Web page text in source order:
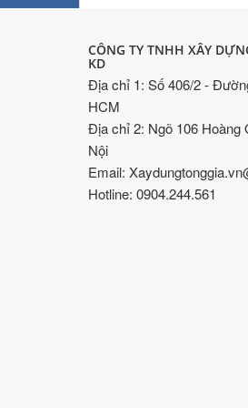
CÔNG TY TNHH XÂY
KD
Địa chỉ 1: Số 406/2 -
HCM
Địa chỉ 2: Ngõ 106 Hoàng
Nội
Email:
Hotline: 0904.244.561